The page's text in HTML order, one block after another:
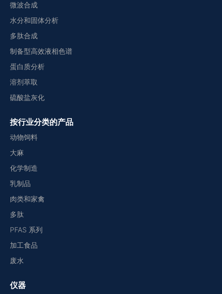
微波合成
水分和固体分析
多肽合成
制备型高效液相色谱
蛋白质分析
溶剂萃取
硫酸盐灰化
按行业分类的产品
动物饲料
大麻
化学制造
乳制品
肉类和家禽
多肽
PFAS 系列
加工食品
废水
仪器